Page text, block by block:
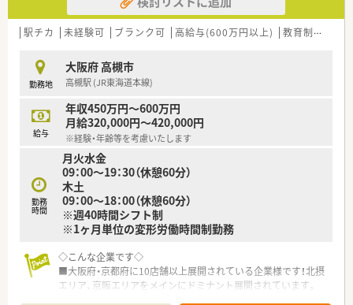
駅チカ 未経験可 ブランク可 高給与(600万円以上) 教育制度あり
勤務地
大阪府 高槻市
高槻駅 (JR東海道本線)
給与
年収450万円～600万円
月給320,000円～420,000円
※経験・年齢等を考慮いたします
勤務
時間
月火水金
09：00～19：30（休憩60分）
木土
09：00～18：00（休憩60分）
※週40時間シフト制
※1ヶ月単位の変形労働時間制勤務
◇こんな企業です◇
■大阪府・京都府に10店舗以上展開されている企業様です！北摂
エリア、京阪エリアをメインにドミナント展開されています。